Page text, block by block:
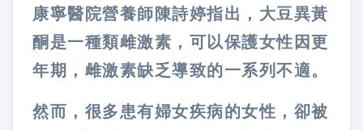
康寧醫院營養師陳詩婷指出，大豆異黃
酮是一種類雌激素，可以保護女性因更
年期，雌激素缺乏導致的一系列不適。
然而，很多患有婦女疾病的女性，卻被